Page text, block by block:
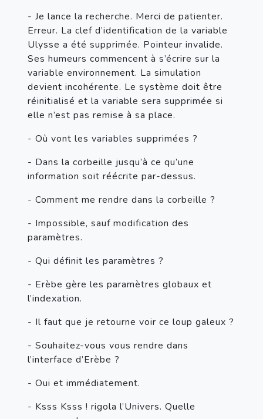
- Je lance la recherche. Merci de patienter.
Erreur. La clef d’identification de la variable
Ulysse a été supprimée. Pointeur invalide.
Ses humeurs commencent à s’écrire sur la
variable environnement. La simulation
devient incohérente. Le système doit être
réinitialisé et la variable sera supprimée si
elle n’est pas remise à sa place.
- Où vont les variables supprimées ?
- Dans la corbeille jusqu’à ce qu’une
information soit réécrite par-dessus.
- Comment me rendre dans la corbeille ?
- Impossible, sauf modification des
paramètres.
- Qui définit les paramètres ?
- Erèbe gère les paramètres globaux et
l’indexation.
- Il faut que je retourne voir ce loup galeux ?
- Souhaitez-vous vous rendre dans
l’interface d’Erèbe ?
- Oui et immédiatement.
- Ksss Ksss ! rigola l’Univers. Quelle